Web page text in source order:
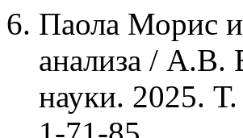
Паола Морис
анализа / А.В.
науки. 2025.